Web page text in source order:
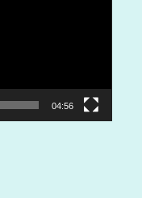
04:56